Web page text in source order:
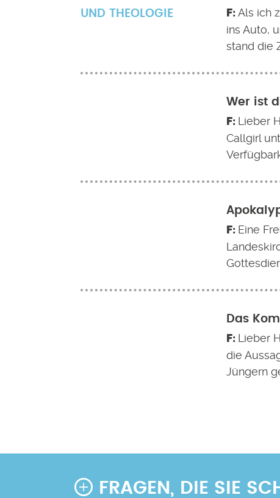
UND THEOLOGIE
Als ich
ins Auto,
stand die
Wer ist
Lieber
Callgirl
Eine
Das
Lieber
die
Jüngern
FRAGEN, DIE SIE